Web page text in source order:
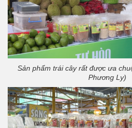
Sản phẩm trái cây rất được ưa
Phương Ly)